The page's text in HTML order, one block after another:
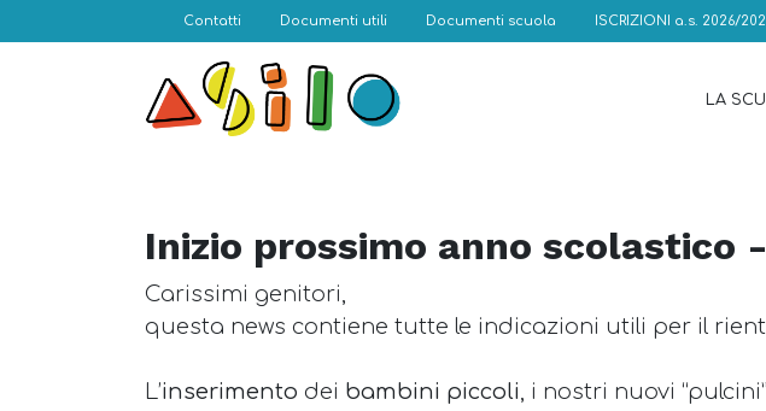
Contatti Documenti utili Documenti scuola ISCRIZIONI a.s. 2026/
LA
Inizio prossimo anno scolastico
Carissimi genitori,
questa news contiene tutte le indicazioni utili per il
L’inserimento dei bambini piccoli, i nostri nuovi